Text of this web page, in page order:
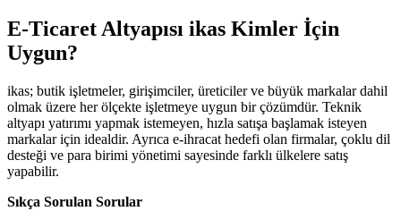
E-Ticaret Altyapısı ikas Kimler İçin
Uygun?
ikas; butik işletmeler, girişimciler, üreticiler ve büyük markalar dahil
olmak üzere her ölçekte işletmeye uygun bir çözümdür. Teknik
altyapı yatırımı yapmak istemeyen, hızla satışa başlamak isteyen
markalar için idealdir. Ayrıca e-ihracat hedefi olan firmalar, çoklu dil
desteği ve para birimi yönetimi sayesinde farklı ülkelere satış
yapabilir.
Sıkça Sorulan Sorular